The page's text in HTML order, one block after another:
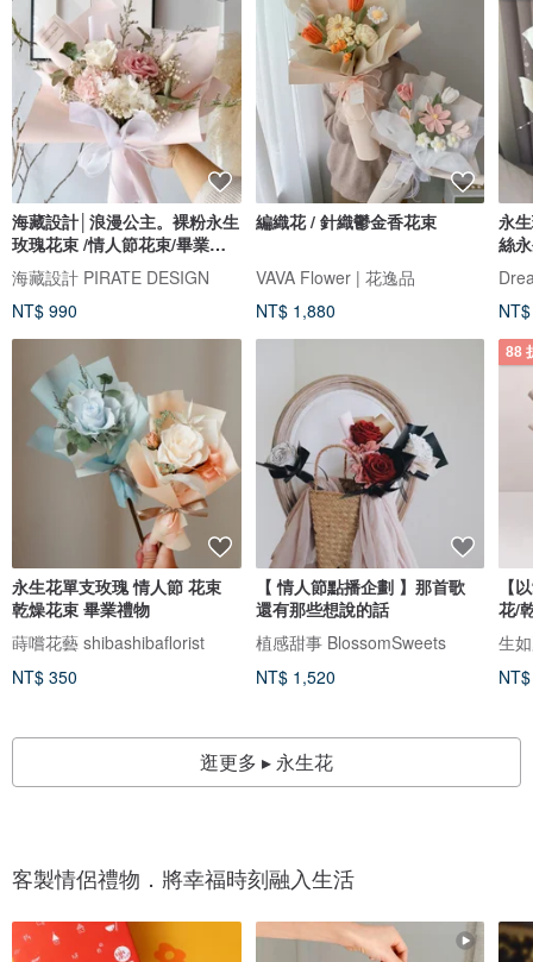
海藏設計│浪漫公主。裸粉永生
玫瑰花束 /情人節花束/畢業花
束
海藏設計 PIRATE DESIGN
NT$ 990
永生花單支玫瑰 情人節 花束
乾燥花束 畢業禮物
蒔嚐花藝 shibashibaflorist
NT$ 350
編織花 / 針織鬱金香花束
VAVA Flower | 花逸品
NT$ 1,880
【 情人節點播企劃 】那首歌
還有那些想說的話
植感甜事 BlossomSweets
NT$ 1,520
永
絲
花束
88
【
花/
生
逛更多 ▸ 永生花
客製情侶禮物．將幸福時刻融入生活